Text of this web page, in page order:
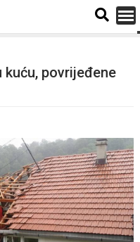
povrijeđene